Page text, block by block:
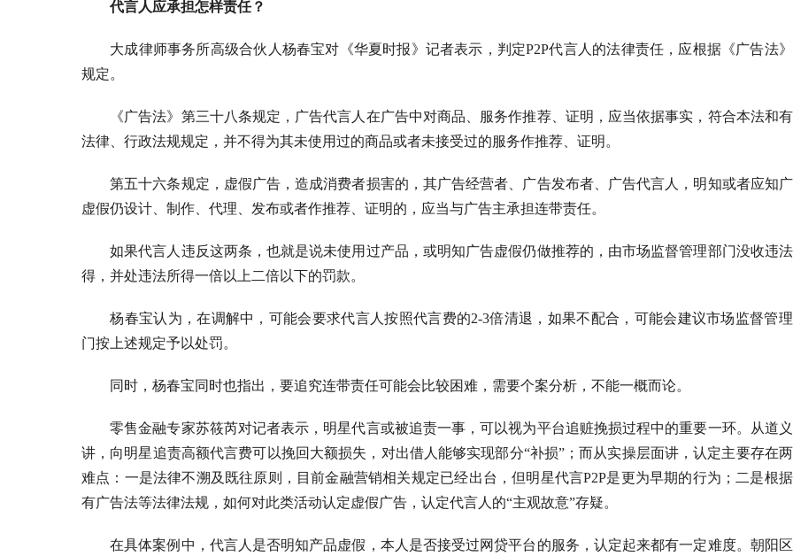
代言人应承担怎样责任？
大成律师事务所高级合伙人杨春宝对《华夏时报》记者表示，判定P2P代言人的法律责任，应根据《广告法
规定。
《广告法》第三十八条规定，广告代言人在广告中对商品、服务作推荐、证明，应当依据事实，符合本法和
法律、行政法规规定，并不得为其未使用过的商品或者未接受过的服务作推荐、证明。
第五十六条规定，虚假广告，造成消费者损害的，其广告经营者、广告发布者、广告代言人，明知或者应知
虚假仍设计、制作、代理、发布或者作推荐、证明的，应当与广告主承担连带责任。
如果代言人违反这两条，也就是说未使用过产品，或明知广告虚假仍做推荐的，由市场监督管理部门没收违
得，并处违法所得一倍以上二倍以下的罚款。
杨春宝认为，在调解中，可能会要求代言人按照代言费的2-3倍清退，如果不配合，可能会建议市场监督管
门按上述规定予以处罚。
同时，杨春宝同时也指出，要追究连带责任可能会比较困难，需要个案分析，不能一概而论。
零售金融专家苏筱芮对记者表示，明星代言或被追责一事，可以视为平台追赃挽损过程中的重要一环。从道
讲，向明星追责高额代言费可以挽回大额损失，对出借人能够实现部分“补损”；而从实操层面讲，认定主要存在
难点：一是法律不溯及既往原则，目前金融营销相关规定已经出台，但明星代言P2P是更为早期的行为；二是根
有广告法等法律法规，如何对此类活动认定虚假广告，认定代言人的“主观故意”存疑。
在具体案例中，代言人是否明知产品虚假，本人是否接受过网贷平台的服务，认定起来都有一定难度。朝阳